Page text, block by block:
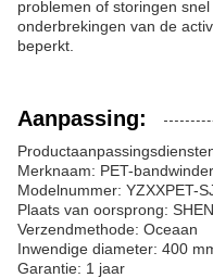
problemen of storingen
onderbrekingen van de
beperkt.
Aanpassing:
Merknaam: PET-bandwinder
Modelnummer: YZXXPET-
Plaats van oorsprong:
Verzendmethode: Oceaan
Inwendige diameter: 400
Garantie: 1 jaar